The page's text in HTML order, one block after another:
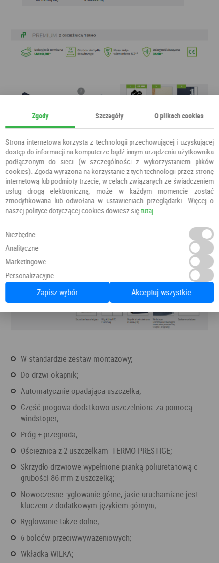
w standardzie zestaw montażowy;
do drzwi okapnik;
automatycznie opadająca uszczelka;
część progowa dodatkowo uszczelniona za pomocą
windstoper;
próg + przegroda;
ościeżnica z 2 uszczelkami TERMO PRESTIGE;
skrzydło drzwiowe wypełnione pianką poliuretanową o
grubości 86 mm z uszczelką;
nowoczesne ryglowanie górne, jakie uruchamiane jest
kluczem z dodatkowym językiem górnym;
ryglowanie także dolne;
6 bolców przeciwwyważeniowych;
wkładka WILKA;
Zgody Szczegóły O plikach cookies
Strona internetowa korzysta z technologii przechowującej i uzyskującej
dostęp do informacji na komputerze bądź innym urządzeniu użytkownika
podłączonym do sieci (w szczególności z wykorzystaniem plików
cookies). Zgoda wyrażona na korzystanie z tych technologii przez stronę
internetową lub podmioty trzecie, w celach związanych ze świadczeniem
usług drogą elektroniczną, może w każdym momencie zostać
zmodyfikowana lub odwołana w ustawieniach przeglądarki. Więcej o
naszej polityce dotyczącej cookies dowiesz siętutaj
Niezbędne
Analityczne
Marketingowe
Personalizacyjne
Zapisz wybór Akceptuj wszystkie